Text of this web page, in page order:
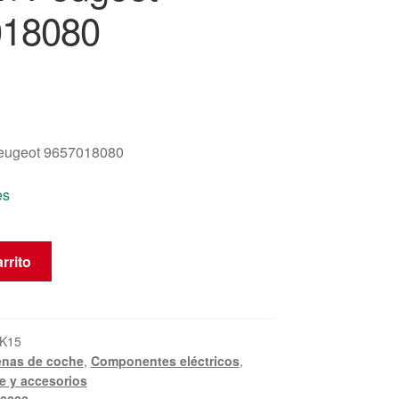
9657018080
de coche, Componentes eléctricos,
y accesorios